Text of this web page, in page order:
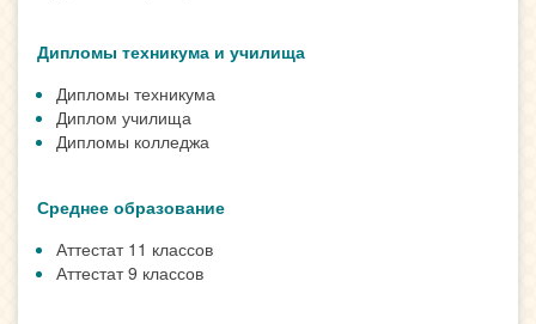
Дипломы техникума и училища
Дипломы техникума
Диплом училища
Дипломы колледжа
Среднее образование
Аттестат 11 классов
Аттестат 9 классов